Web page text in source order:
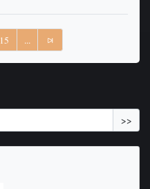
15 ...
>>